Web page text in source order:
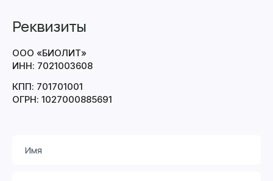
Реквизиты
ООО «БИОЛИТ»
ИНН: 7021003608
КПП: 701701001
ОГРН: 1027000885691